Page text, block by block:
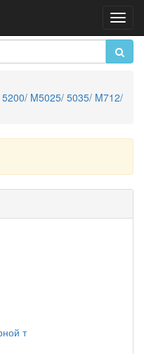
M5025/ 5035/ M712/
т